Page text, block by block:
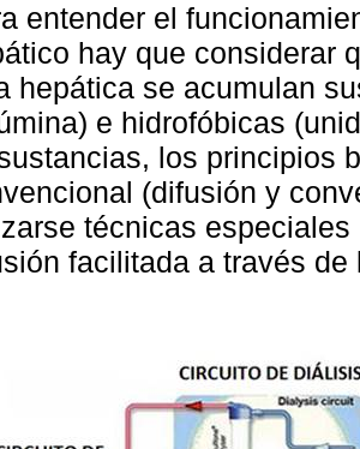
entender el
hay que considerar
hepática se acumulan
e hidrofóbicas
los principios
(difusión y
técnicas
facilitada a través